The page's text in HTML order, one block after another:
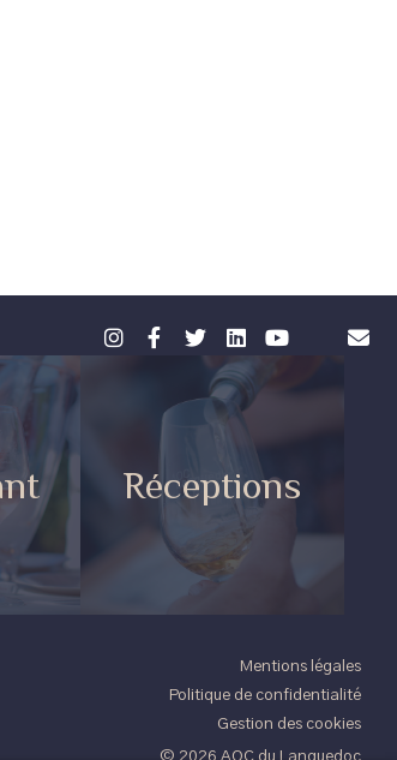
Réceptions
Mentions légales
Politique de confidentialité
Gestion des cookies
© 2026 AOC du Languedoc